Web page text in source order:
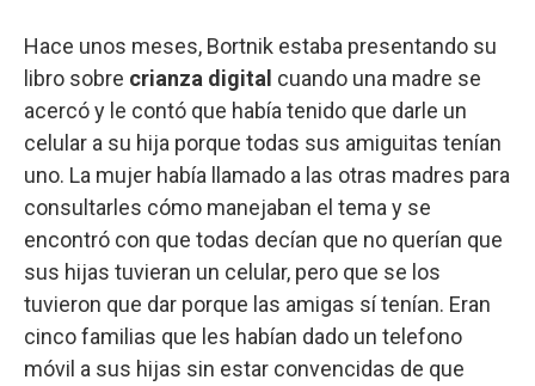
Hace unos meses, Bortnik estaba presentando su
libro sobre crianza digital cuando una madre se
acercó y le contó que había tenido que darle un
celular a su hija porque todas sus amiguitas tenían
uno. La mujer había llamado a las otras madres para
consultarles cómo manejaban el tema y se
encontró con que todas decían que no querían que
sus hijas tuvieran un celular, pero que se los
tuvieron que dar porque las amigas sí tenían. Eran
cinco familias que les habían dado un telefono
móvil a sus hijas sin estar convencidas de que